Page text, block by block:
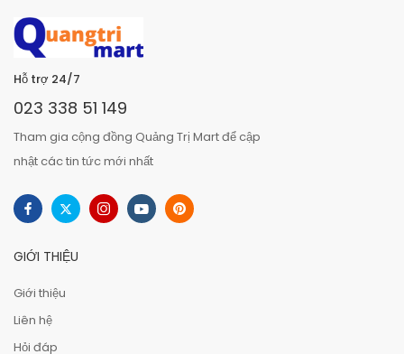
Hỗ trợ 24/7
023 338 51 149
Tham gia cộng đồng Quảng Trị Mart để cập
nhật các tin tức mới nhất
GIỚI THIỆU
Giới thiệu
Liên hệ
Hỏi đáp